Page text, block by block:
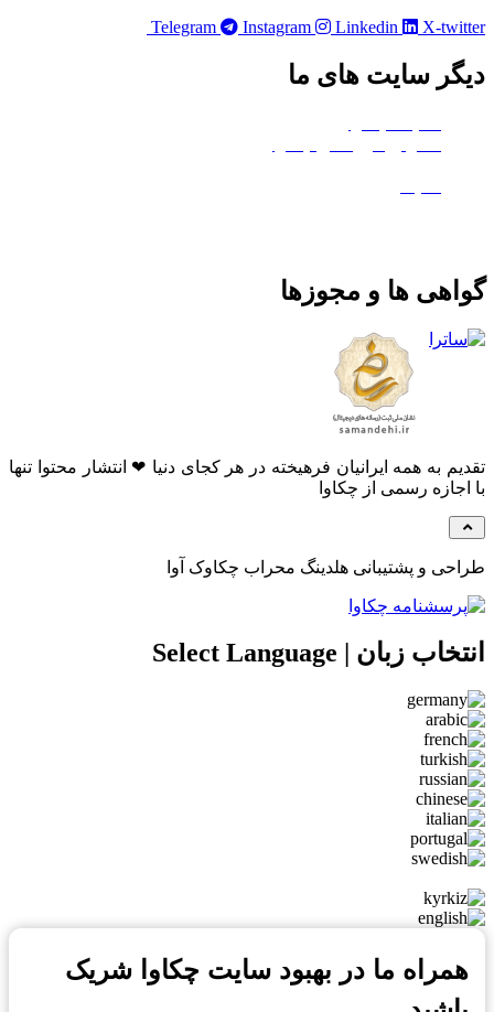
Telegram
Instagram Linkedin X-twitter
دیگر سایت های ما
گواهی ها و مجوزها
تقدیم به همه ایرانیان فرهیخته در هر کجای دنیا ❤ انتشار محتوا تنها
با اجازه رسمی از چکاوا
طراحی و پشتیبانی هلدینگ محراب چکاوک آوا
انتخاب زبان | Select Language